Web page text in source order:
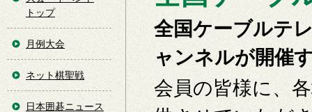
全国ケーブルテ
ャンネルが開催
会員の皆様に、
トップ
月例大会
ネット棋聖戦
日本囲碁ニュース